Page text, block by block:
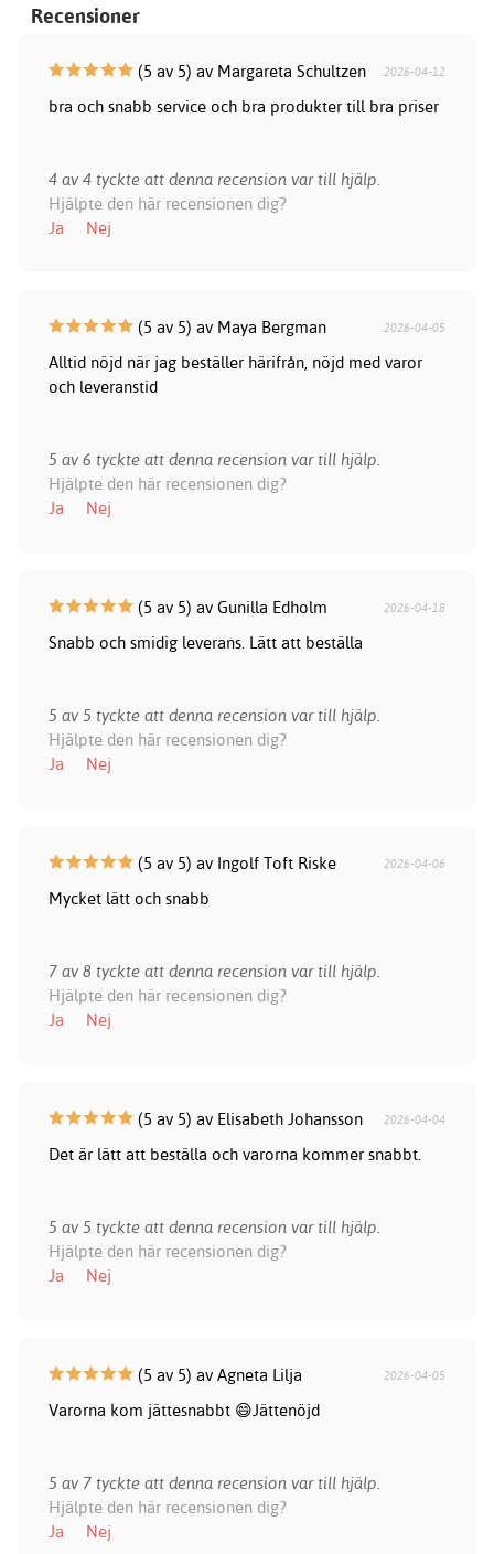
Recensioner
(5 av 5) av Margareta Schultzen 2026-04-12
bra och snabb service och bra produkter till bra priser
4 av 4 tyckte att denna recension var till hjälp.
Hjälpte den här recensionen dig?
Ja
Nej
(5 av 5) av Maya Bergman 2026-04-05
Alltid nöjd när jag beställer härifrån, nöjd med varor
och leveranstid
5 av 6 tyckte att denna recension var till hjälp.
Hjälpte den här recensionen dig?
Ja
Nej
(5 av 5) av Gunilla Edholm 2026-04-18
Snabb och smidig leverans. Lätt att beställa
5 av 5 tyckte att denna recension var till hjälp.
Hjälpte den här recensionen dig?
Ja
Nej
(5 av 5) av Ingolf Toft Riske 2026-04-06
Mycket lätt och snabb
7 av 8 tyckte att denna recension var till hjälp.
Hjälpte den här recensionen dig?
Ja
Nej
(5 av 5) av Elisabeth Johansson 2026-04-04
Det är lätt att beställa och varorna kommer snabbt.
5 av 5 tyckte att denna recension var till hjälp.
Hjälpte den här recensionen dig?
Ja
Nej
(5 av 5) av Agneta Lilja 2026-04-05
Varorna kom jättesnabbt 😄Jättenöjd
5 av 7 tyckte att denna recension var till hjälp.
Hjälpte den här recensionen dig?
Ja
Nej